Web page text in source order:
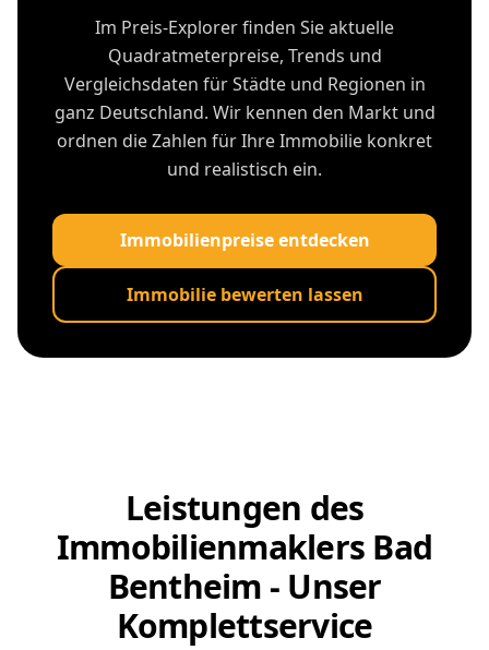
Im Preis-Explorer finden Sie aktuelle
Quadratmeterpreise, Trends und
Vergleichsdaten für Städte und Regionen in
ganz Deutschland. Wir kennen den Markt und
ordnen die Zahlen für Ihre Immobilie konkret
und realistisch ein.
Immobilienpreise entdecken
Immobilie bewerten lassen
Leistungen des
Immobilienmaklers Bad
Bentheim - Unser
Komplettservice